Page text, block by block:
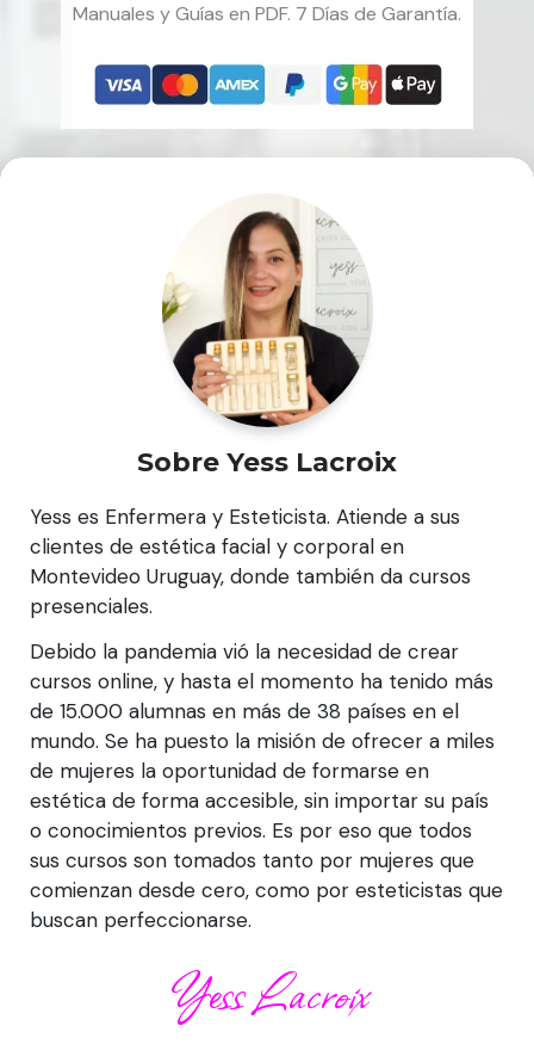
Manuales y Guías en PDF. 7 Días de Garantía.
Sobre Yess Lacroix
Yess es Enfermera y Esteticista. Atiende a sus
clientes de estética facial y corporal en
Montevideo Uruguay, donde también da cursos
presenciales.
Debido la pandemia vió la necesidad de crear
cursos online, y hasta el momento ha tenido más
de 15.000 alumnas en más de 38 países en el
mundo. Se ha puesto la misión de ofrecer a miles
de mujeres la oportunidad de formarse en
estética de forma accesible, sin importar su país
o conocimientos previos. Es por eso que todos
sus cursos son tomados tanto por mujeres que
comienzan desde cero, como por esteticistas que
buscan perfeccionarse.
Yess Lacroix